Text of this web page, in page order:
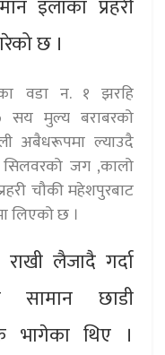
इलाका प्रहरी
छ ।
वडा न. १ झरहि
सय मुल्य बराबरको
अबैधरूपमा ल्याउदै
सिलवरको जग ,कालो
चौकी महेशपुरबाट
लिएको छ ।
लैजादै गर्दा
सामान छाडी
भागेका थिए ।